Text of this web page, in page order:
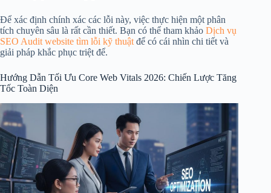
Để xác định chính xác các lỗi này, việc thực hiện một phân
tích chuyên sâu là rất cần thiết. Bạn có thể tham khảo Dịch vụ
SEO Audit website tìm lỗi kỹ thuật để có cái nhìn chi tiết và
giải pháp khắc phục triệt để.
Hướng Dẫn Tối Ưu Core Web Vitals 2026: Chiến Lược Tăng
Tốc Toàn Diện